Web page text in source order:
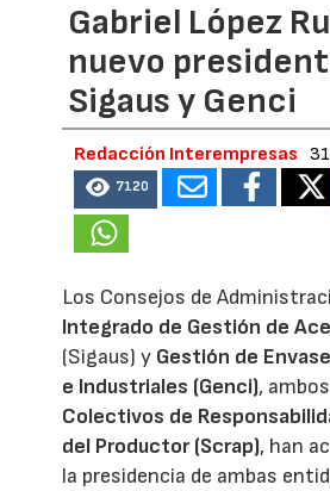
Gabriel López
nuevo
Sigaus y Genci
Redacción Interempresas
7120
Los Consejos de
Integrado de Gestión de
(Sigaus) y Gestión de
e Industriales (Genci), ambos
Colectivos de
del Productor (Scrap), han
la presidencia de ambas